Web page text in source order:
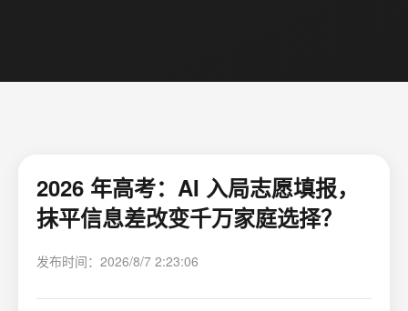
2026 年高考：AI 入局志愿填报，
抹平信息差改变千万家庭选择？
发布时间：2026/8/7 2:23:06